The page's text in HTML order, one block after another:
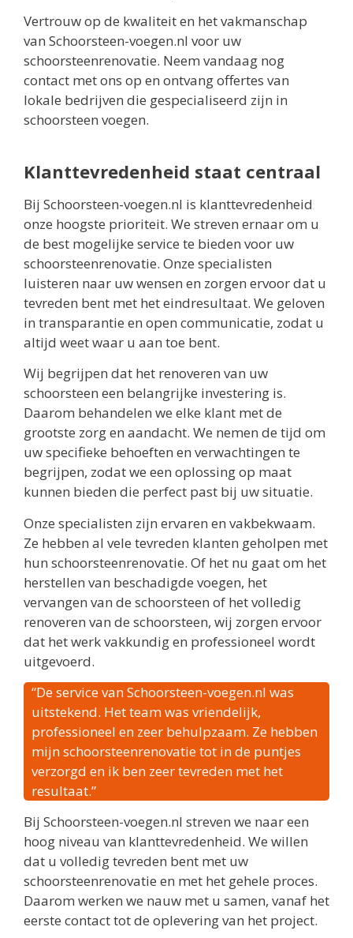
Vertrouw op de kwaliteit en het vakmanschap
van Schoorsteen-voegen.nl voor uw
schoorsteenrenovatie. Neem vandaag nog
contact met ons op en ontvang offertes van
lokale bedrijven die gespecialiseerd zijn in
schoorsteen voegen.
Klanttevredenheid staat centraal
Bij Schoorsteen-voegen.nl is klanttevredenheid
onze hoogste prioriteit. We streven ernaar om u
de best mogelijke service te bieden voor uw
schoorsteenrenovatie. Onze specialisten
luisteren naar uw wensen en zorgen ervoor dat u
tevreden bent met het eindresultaat. We geloven
in transparantie en open communicatie, zodat u
altijd weet waar u aan toe bent.
Wij begrijpen dat het renoveren van uw
schoorsteen een belangrijke investering is.
Daarom behandelen we elke klant met de
grootste zorg en aandacht. We nemen de tijd om
uw specifieke behoeften en verwachtingen te
begrijpen, zodat we een oplossing op maat
kunnen bieden die perfect past bij uw situatie.
Onze specialisten zijn ervaren en vakbekwaam.
Ze hebben al vele tevreden klanten geholpen met
hun schoorsteenrenovatie. Of het nu gaat om het
herstellen van beschadigde voegen, het
vervangen van de schoorsteen of het volledig
renoveren van de schoorsteen, wij zorgen ervoor
dat het werk vakkundig en professioneel wordt
uitgevoerd.
“De service van Schoorsteen-voegen.nl was
uitstekend. Het team was vriendelijk,
professioneel en zeer behulpzaam. Ze hebben
mijn schoorsteenrenovatie tot in de puntjes
verzorgd en ik ben zeer tevreden met het
resultaat.”
Bij Schoorsteen-voegen.nl streven we naar een
hoog niveau van klanttevredenheid. We willen
dat u volledig tevreden bent met uw
schoorsteenrenovatie en met het gehele proces.
Daarom werken we nauw met u samen, vanaf het
eerste contact tot de oplevering van het project.